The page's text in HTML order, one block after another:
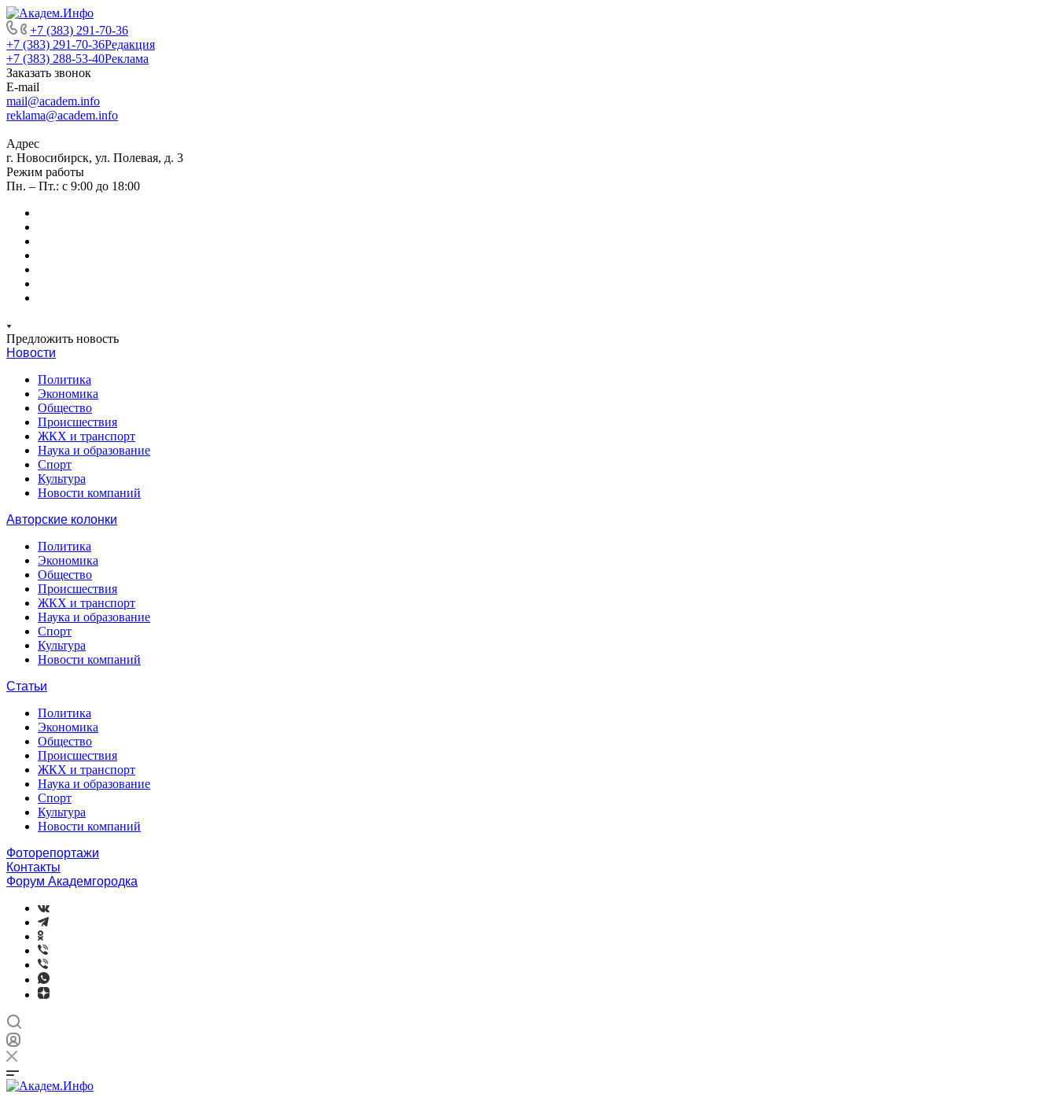
+7 (383) 291-70-36
+7 (383) 291-70-36Редакция
+7 (383) 288-53-40Реклама
Заказать звонок
E-mail
mail@academ.info
reklama@academ.info
Адрес
г. Новосибирск, ул. Полевая, д. 3
Режим работы
Пн. – Пт.: с 9:00 до 18:00
Предложить новость
Новости
Политика
Экономика
Общество
Происшествия
ЖКХ и транспорт
Наука и образование
Спорт
Культура
Новости компаний
Авторские колонки
Политика
Экономика
Общество
Происшествия
ЖКХ и транспорт
Наука и образование
Спорт
Культура
Новости компаний
Статьи
Политика
Экономика
Общество
Происшествия
ЖКХ и транспорт
Наука и образование
Спорт
Культура
Новости компаний
Фоторепортажи
Контакты
Форум Академгородка